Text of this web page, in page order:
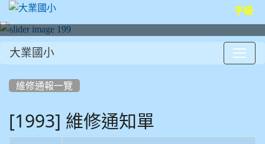
字級
大業國小
維修通報一覽
[1993] 維修通知單